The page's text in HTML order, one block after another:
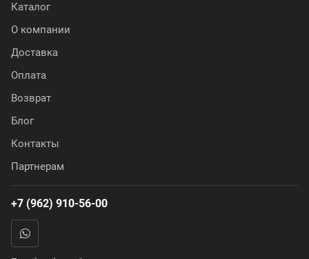
Каталог
О компании
Доставка
Оплата
Возврат
Блог
Контакты
Партнерам
+7 (962) 910-56-00